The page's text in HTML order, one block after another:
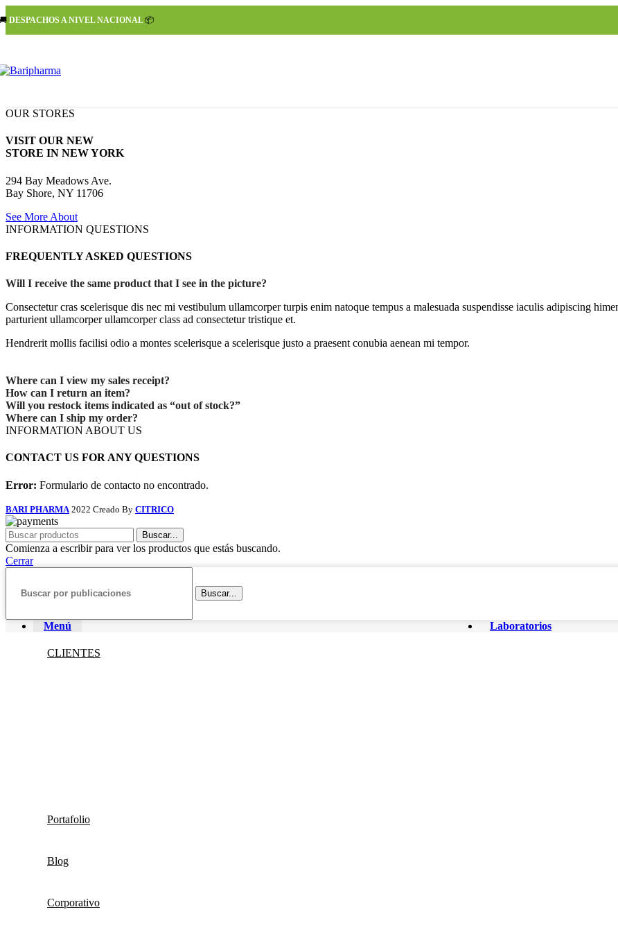
DESPACHOS A NIVEL NACIONAL📦
OUR STORES
VISIT OUR NEW
STORE IN NEW YORK
294 Bay Meadows Ave.
Bay Shore, NY 11706
See More About
INFORMATION QUESTIONS
FREQUENTLY ASKED QUESTIONS
Will I receive the same product that I see in the picture?
Consectetur cras scelerisque dis nec mi vestibulum ullamcorper turpis enim natoque tempus a malesuada suspendisse iaculis adipiscing
parturient ullamcorper ullamcorper class ad consectetur tristique et.
Hendrerit mollis facilisi odio a montes scelerisque a scelerisque justo a praesent conubia aenean mi tempor.
Where can I view my sales receipt?
How can I return an item?
Will you restock items indicated as “out of stock?”
Where can I ship my order?
INFORMATION ABOUT US
CONTACT US FOR ANY QUESTIONS
Error: Formulario de contacto no encontrado.
BARI PHARMA 2022 Creado By CITRICO
Buscar...
Comienza a escribir para ver los productos que estás buscando.
Cerrar
Buscar...
Menú Laboratorios
CLIENTES
Portafolio
Blog
Corporativo